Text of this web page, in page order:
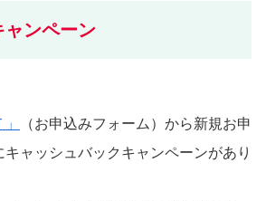
ンペーン
（お申込みフォーム）から新規お申
キャッシュバックキャンペーンがあり